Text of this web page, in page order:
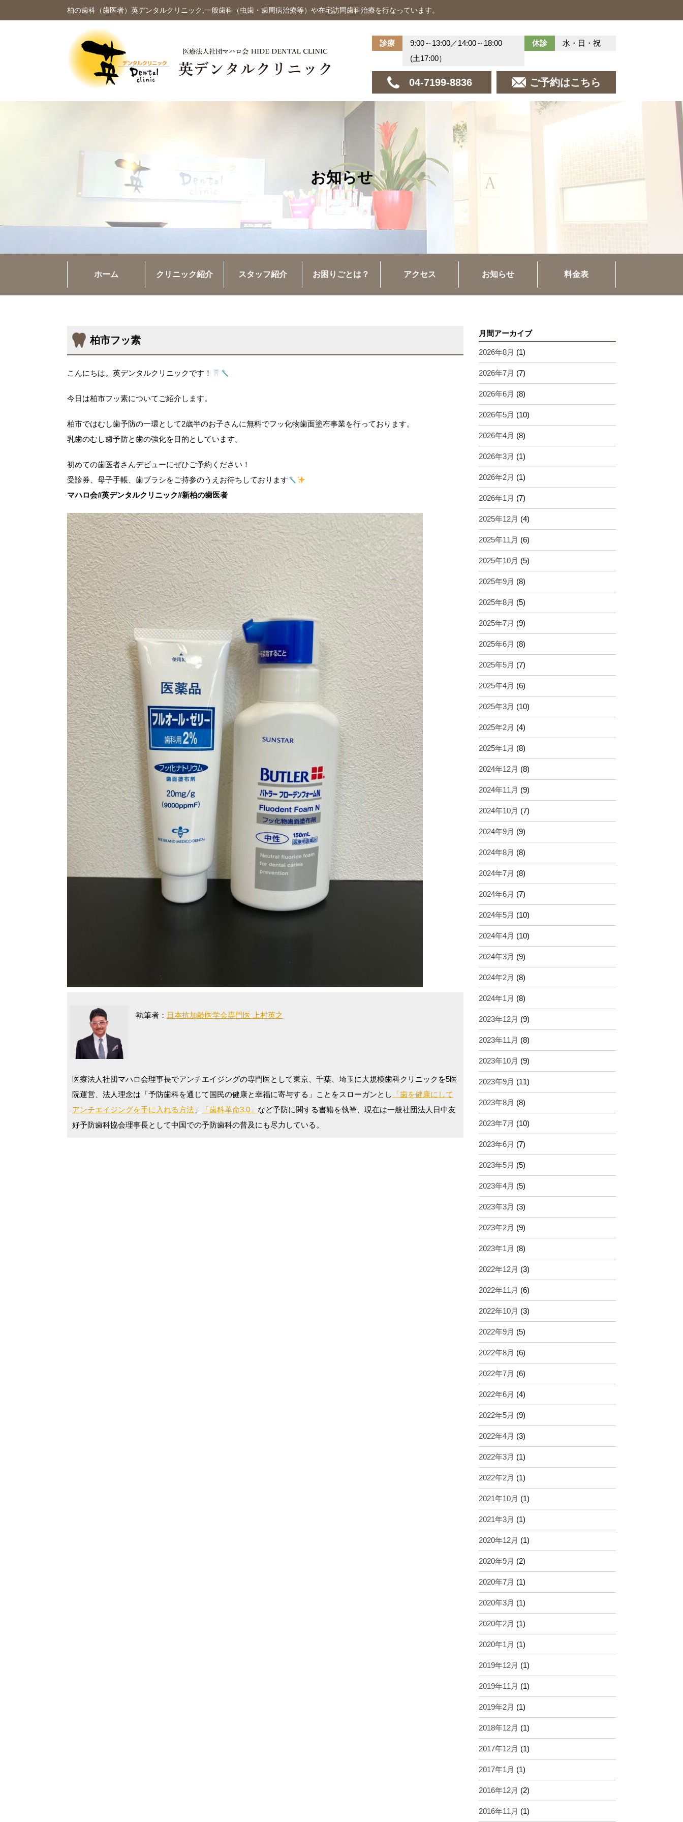
柏の歯科（歯医者）英デンタルクリニック,一般歯科（虫歯・歯周病治療等）や在宅訪問歯科治療を行なっています。
診療
9:00～13:00／14:00～18:00
(土17:00）
休診 水・日・祝
04-7199-8836 ご予約はこちら
お知らせ
ホーム クリニック紹介 スタッフ紹介 お困りごとは？ アクセス お知らせ 料金表
柏市フッ素
こんにちは。英デンタルクリニックです！
今日は柏市フッ素についてご紹介します。
柏市ではむし歯予防の一環として2歳半のお子さんに無料でフッ化物歯面塗布事業を行っております。
乳歯のむし歯予防と歯の強化を目的としています。
初めての歯医者さんデビューにぜひご予約ください！
受診券、母子手帳、歯ブラシをご持参のうえお待ちしております
マハロ会#英デンタルクリニック#新柏の歯医者
執筆者： 日本抗加齢医学会専門医 上村英之
医療法人社団マハロ会理事長でアンチエイジングの専門医として東京、千葉、埼玉に大規模歯科クリニックを5医
院運営、法人理念は「予防歯科を通じて国民の健康と幸福に寄与する」ことをスローガンとし
「歯を健康にして
アンチエイジングを手に入れる方法 」 「歯科革命3.0」 など予防に関する書籍を執筆、現在は一般社団法人日中友
好予防歯科協会理事長として中国での予防歯科の普及にも尽力している。
月間アーカイブ
2026年8月 (1)
2026年7月 (7)
2026年6月 (8)
2026年5月 (10)
2026年4月 (8)
2026年3月 (1)
2026年2月 (1)
2026年1月 (7)
2025年12月 (4)
2025年11月 (6)
2025年10月 (5)
2025年9月 (8)
2025年8月 (5)
2025年7月 (9)
2025年6月 (8)
2025年5月 (7)
2025年4月 (6)
2025年3月 (10)
2025年2月 (4)
2025年1月 (8)
2024年12月 (8)
2024年11月 (9)
2024年10月 (7)
2024年9月 (9)
2024年8月 (8)
2024年7月 (8)
2024年6月 (7)
2024年5月 (10)
2024年4月 (10)
2024年3月 (9)
2024年2月 (8)
2024年1月 (8)
2023年12月 (9)
2023年11月 (8)
2023年10月 (9)
2023年9月 (11)
2023年8月 (8)
2023年7月 (10)
2023年6月 (7)
2023年5月 (5)
2023年4月 (5)
2023年3月 (3)
2023年2月 (9)
2023年1月 (8)
2022年12月 (3)
2022年11月 (6)
2022年10月 (3)
2022年9月 (5)
2022年8月 (6)
2022年7月 (6)
2022年6月 (4)
2022年5月 (9)
2022年4月 (3)
2022年3月 (1)
2022年2月 (1)
2021年10月 (1)
2021年3月 (1)
2020年12月 (1)
2020年9月 (2)
2020年7月 (1)
2020年3月 (1)
2020年2月 (1)
2020年1月 (1)
2019年12月 (1)
2019年11月 (1)
2019年2月 (1)
2018年12月 (1)
2017年12月 (1)
2017年1月 (1)
2016年12月 (2)
2016年11月 (1)